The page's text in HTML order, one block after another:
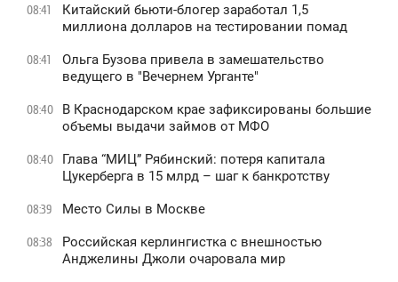
08:41
Китайский бьюти-блогер заработал 1,5
миллиона долларов на тестировании помад
08:41
Ольга Бузова привела в замешательство
ведущего в "Вечернем Урганте"
08:40
В Краснодарском крае зафиксированы большие
объемы выдачи займов от МФО
08:40
Глава “МИЦ” Рябинский: потеря капитала
Цукерберга в 15 млрд – шаг к банкротству
08:39 Место Силы в Москве
08:38
Российская керлингистка с внешностью
Анджелины Джоли очаровала мир